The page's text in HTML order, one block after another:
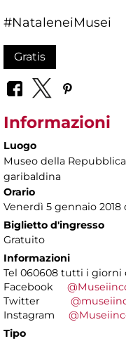
#NataleneiMusei
Gratis
Informazioni
Luogo
Museo della
garibaldina
Orario
Venerdì 5 gennaio 2018
Biglietto d'ingresso
Gratuito
Informazioni
Tel 060608 tutti i giorni
Facebook
Twitter
Instagram
Tipo